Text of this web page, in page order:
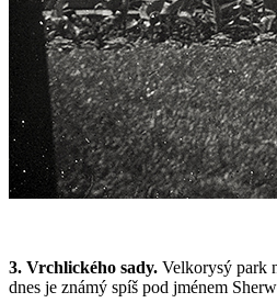
3. Vrchlického sady. Velkorysý park
dnes je známý spíš pod jménem